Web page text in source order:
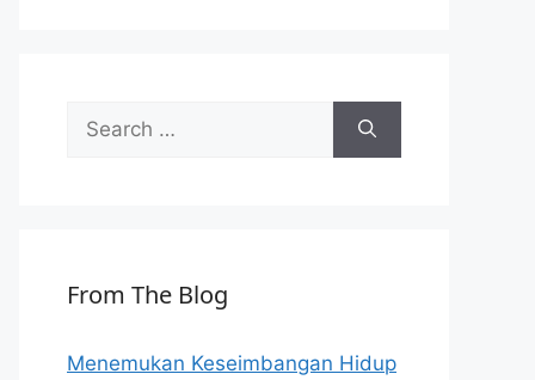
Search
for:
From The Blog
Menemukan Keseimbangan Hidup